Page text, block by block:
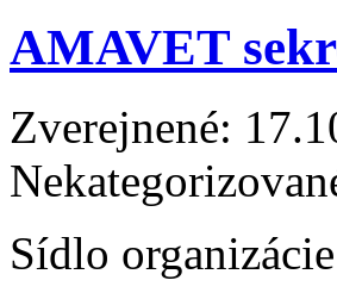
AMAVET
Zverejnené:
Sídlo